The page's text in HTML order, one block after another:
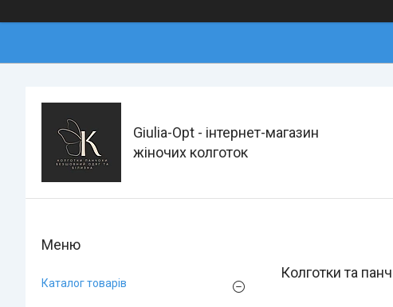
Giulia-Opt - інтернет-магазин
жіночих колготок
Колготки та
Каталог товарів